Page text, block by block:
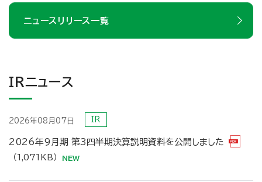
ニュースリリース一覧
IRニュース
2026年08月07日 IR
2026年9月期 第3四半期決算説明資料を公開しました
（1,071KB）